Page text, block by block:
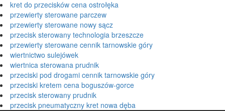
kret do przecisków cena ostrołęka
przewierty sterowane parczew
przewierty sterowane nowy sącz
przecisk sterowany technologia brzeszcze
przewierty sterowane cennik tarnowskie góry
wiertnictwo sulejówek
wiertnica sterowana prudnik
przeciski pod drogami cennik tarnowskie góry
przeciski kretem cena boguszów-gorce
przecisk sterowany prudnik
przecisk pneumatyczny kret nowa dęba